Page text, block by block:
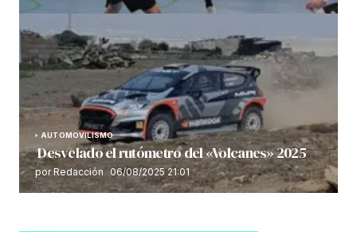
AUTOMOVILISMO
Desvelado el rutómetro del «Volcanes» 2025
por Redacción 06/08/2025 21:01